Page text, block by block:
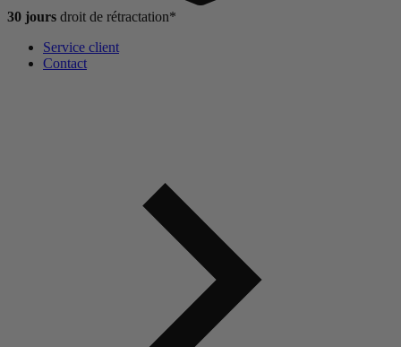
30 jours droit de rétractation*
Service client
Contact